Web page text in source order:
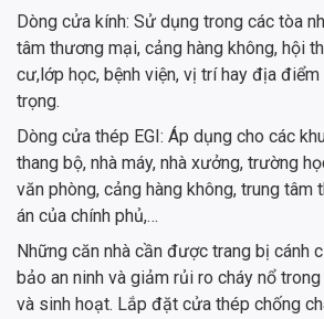
Dòng cửa kính: Sử dụng trong các tòa
tâm thương mại, cảng hàng không, hội
cư,lớp học, bệnh viện, vị trí hay địa
trọng.
Dòng cửa thép EGI: Áp dụng cho các
thang bộ, nhà máy, nhà xưởng, trường
văn phòng, cảng hàng không, trung tâm
án của chính phủ,…
Những căn nhà cần được trang bị cánh
bảo an ninh và giảm rủi ro cháy nổ
và sinh hoạt. Lắp đặt cửa thép chống